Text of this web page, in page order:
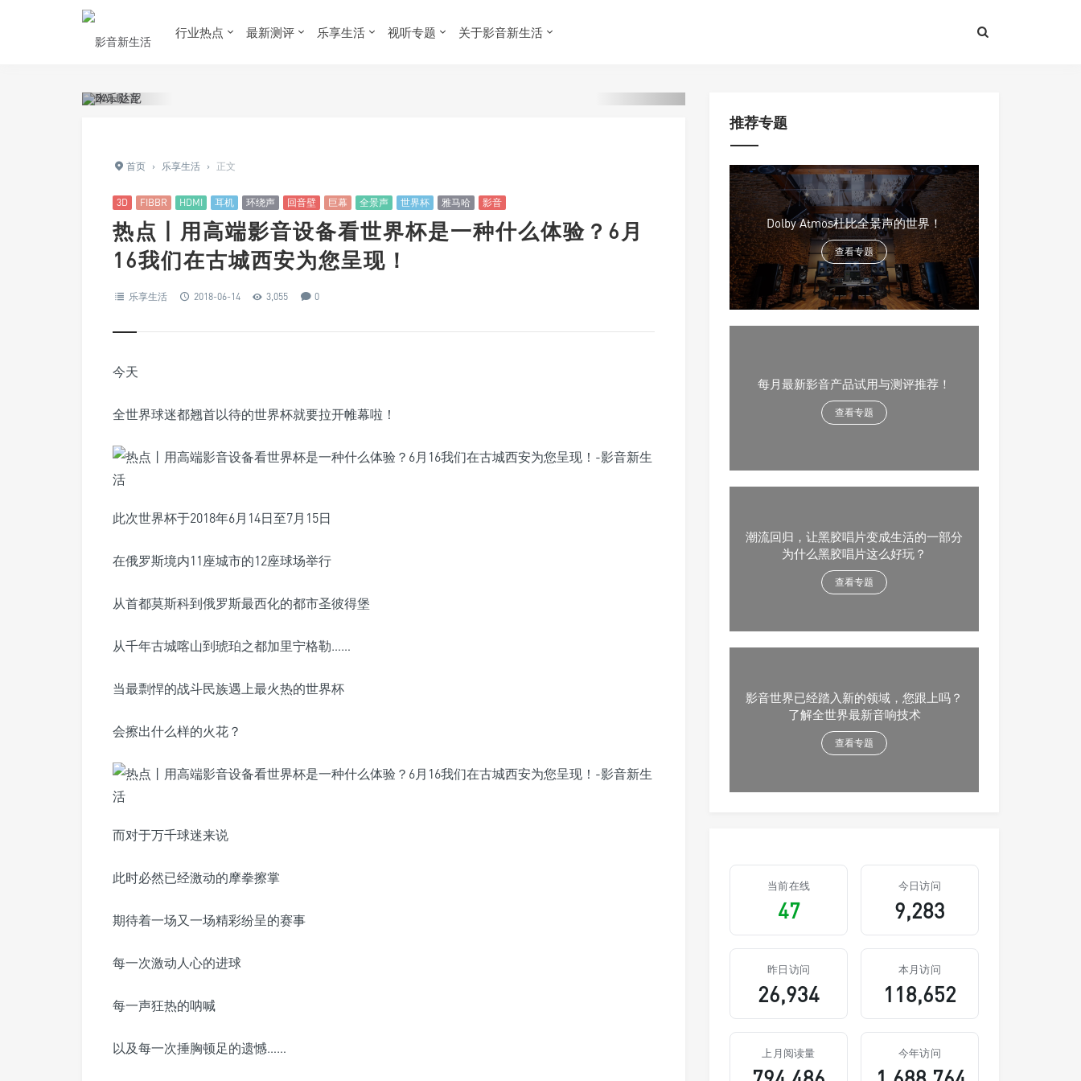
行业热点 最新测评 乐享生活 视听专题 关于影音新生活
首页 › 乐享生活 › 正文
3D FIBBR HDMI 耳机 环绕声 回音壁 巨幕 全景声 世界杯 雅马哈 影音
热点丨用高端影音设备看世界杯是一种什么体验？6月
16我们在古城西安为您呈现！
乐享生活 2018-06-14 3,055 0
今天
全世界球迷都翘首以待的世界杯就要拉开帷幕啦！
此次世界杯于2018年6月14日至7月15日
在俄罗斯境内11座城市的12座球场举行
从首都莫斯科到俄罗斯最西化的都市圣彼得堡
从千年古城喀山到琥珀之都加里宁格勒……
当最剽悍的战斗民族遇上最火热的世界杯
会擦出什么样的火花？
而对于万千球迷来说
此时必然已经激动的摩拳擦掌
期待着一场又一场精彩纷呈的赛事
每一次激动人心的进球
每一声狂热的呐喊
以及每一次捶胸顿足的遗憾……
推荐专题
Dolby Atmos杜比全景声的世界！
查看专题
每月最新影音产品试用与测评推荐！
查看专题
潮流回归，让黑胶唱片变成生活的一部分
为什么黑胶唱片这么好玩？
查看专题
影音世界已经踏入新的领域，您跟上吗？
了解全世界最新音响技术
查看专题
当前在线
47
今日访问
9,283
昨日访问
26,934
本月访问
118,652
上月阅读量 今年访问